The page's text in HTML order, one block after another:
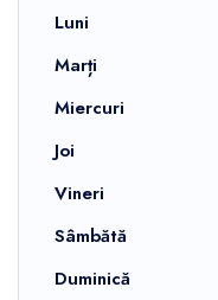
Luni
Marți
Miercuri
Joi
Vineri
Sâmbătă
Duminică